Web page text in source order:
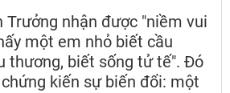
Trưởng nhận được "niềm vui
một em nhỏ biết cầu
thương, biết sống tử tế". Đó
kiến sự biến đổi: một